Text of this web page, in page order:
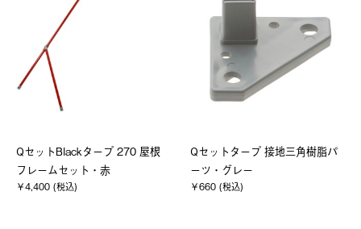
QセットBlackタープ 270 屋根
フレームセット・赤
￥4,400 (税込)
Qセットタープ 接地三角樹脂パ
ーツ・グレー
￥660 (税込)